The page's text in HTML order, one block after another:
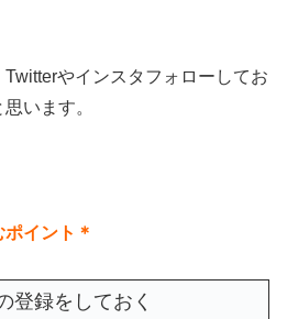
やインスタフォローしてお
います。
イント＊
録をしておく